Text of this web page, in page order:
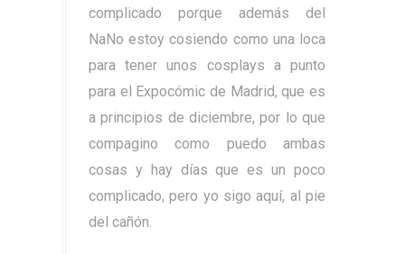
complicado porque además del
NaNo estoy cosiendo como una loca
para tener unos cosplays a punto
para el Expocómic de Madrid, que es
a principios de diciembre, por lo que
compagino como puedo ambas
cosas y hay días que es un poco
complicado, pero yo sigo aquí, al pie
del cañón.